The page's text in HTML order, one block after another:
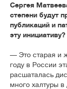
Сергея
степени будут
публикаций и
эту инициативу?
— Это старая и
году в России
расшаталась
много халтуры